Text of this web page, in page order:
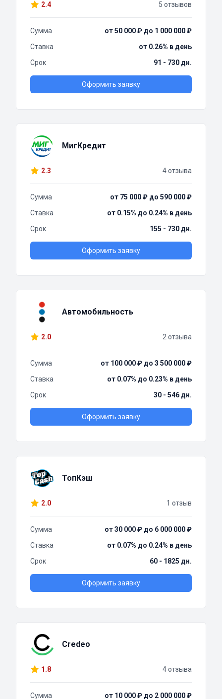
2.4 5 отзывов
Сумма
от 50 000 ₽ до 1 000 000 ₽
Ставка
от 0.26% в день
Срок
91 - 730 дн.
Оформить заявку
МигКредит
2.3 4 отзыва
Сумма
от 75 000 ₽ до 590 000 ₽
Ставка
от 0.15% до 0.24% в день
Срок
155 - 730 дн.
Оформить заявку
Автомобильность
2.0 2 отзыва
Сумма
от 100 000 ₽ до 3 500 000 ₽
Ставка
от 0.07% до 0.23% в день
Срок
30 - 546 дн.
Оформить заявку
ТопКэш
2.0 1 отзыв
Сумма
от 30 000 ₽ до 6 000 000 ₽
Ставка
от 0.07% до 0.24% в день
Срок
60 - 1825 дн.
Оформить заявку
Credeo
1.8 4 отзыва
Сумма от 10 000 ₽ до 2 000 000 ₽